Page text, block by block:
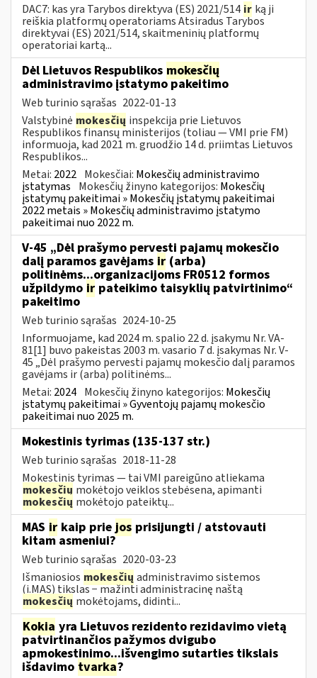
DAC7: kas yra Tarybos direktyva (ES) 2021/514 ir ką ji
reiškia platformų operatoriams Atsiradus Tarybos
direktyvai (ES) 2021/514, skaitmeninių platformų
operatoriai kartą...
Dėl Lietuvos Respublikos mokesčių
administravimo įstatymo pakeitimo
Web turinio sąrašas 2022-01-13
Valstybinė mokesčių inspekcija prie Lietuvos
Respublikos finansų ministerijos (toliau — VMI prie FM)
informuoja, kad 2021 m. gruodžio 14 d. priimtas Lietuvos
Respublikos...
Metai: 2022 Mokesčiai: Mokesčių administravimo
įstatymas Mokesčių žinyno kategorijos: Mokesčių
įstatymų pakeitimai » Mokesčių įstatymų pakeitimai
2022 metais » Mokesčių administravimo įstatymo
pakeitimai nuo 2022 m.
V-45 „Dėl prašymo pervesti pajamų mokesčio
dalį paramos gavėjams ir (arba)
politinėms...organizacijoms FR0512 formos
užpildymo ir pateikimo taisyklių patvirtinimo“
pakeitimo
Web turinio sąrašas 2024-10-25
Informuojame, kad 2024 m. spalio 22 d. įsakymu Nr. VA-
81[1] buvo pakeistas 2003 m. vasario 7 d. įsakymas Nr. V-
45 „Dėl prašymo pervesti pajamų mokesčio dalį paramos
gavėjams ir (arba) politinėms...
Metai: 2024 Mokesčių žinyno kategorijos: Mokesčių
įstatymų pakeitimai » Gyventojų pajamų mokesčio
pakeitimai nuo 2025 m.
Mokestinis tyrimas (135-137 str.)
Web turinio sąrašas 2018-11-28
Mokestinis tyrimas — tai VMI pareigūno atliekama
mokesčių mokėtojo veiklos stebėsena, apimanti
mokesčių mokėtojo pateiktų...
MAS ir kaip prie jos prisijungti / atstovauti
kitam asmeniui?
Web turinio sąrašas 2020-03-23
Išmaniosios mokesčių administravimo sistemos
(i.MAS) tikslas − mažinti administracinę naštą
mokesčių mokėtojams, didinti...
Kokia yra Lietuvos rezidento rezidavimo vietą
patvirtinančios pažymos dvigubo
apmokestinimo...išvengimo sutarties tikslais
išdavimo tvarka?